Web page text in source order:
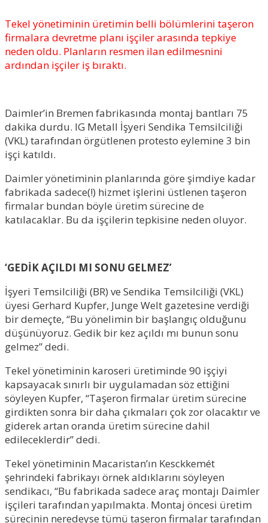
Tekel yönetiminin üretimin belli bölümlerini taşeron
firmalara devretme planı işçiler arasında tepkiye
neden oldu. Planların resmen ilan edilmesnini
ardından işçiler iş bıraktı.
Daimler’in Bremen fabrikasında montaj bantları 75
dakika durdu. IG Metall İşyeri Sendika Temsilciliği
(VKL) tarafından örgütlenen protesto eylemine 3 bin
işçi katıldı.
Daimler yönetiminin planlarında göre şimdiye kadar
fabrikada sadece(!) hizmet işlerini üstlenen taşeron
firmalar bundan böyle üretim sürecine de
katılacaklar. Bu da işçilerin tepkisine neden oluyor.
‘GEDİK AÇILDI MI SONU GELMEZ’
İşyeri Temsilciliği (BR) ve Sendika Temsilciliği (VKL)
üyesi Gerhard Kupfer, Junge Welt gazetesine verdiği
bir demeçte, “Bu yönelimin bir başlangıç olduğunu
düşünüyoruz. Gedik bir kez açıldı mı bunun sonu
gelmez” dedi.
Tekel yönetiminin karoseri üretiminde 90 işçiyi
kapsayacak sınırlı bir uygulamadan söz ettiğini
söyleyen Kupfer, “Taşeron firmalar üretim sürecine
girdikten sonra bir daha çıkmaları çok zor olacaktır ve
giderek artan oranda üretim sürecine dahil
edileceklerdir” dedi.
Tekel yönetiminin Macaristan’ın Kesckkemét
şehrindeki fabrikayı örnek aldıklarını söyleyen
sendikacı, “Bu fabrikada sadece araç montajı Daimler
işçileri tarafından yapılmakta. Montaj öncesi üretim
sürecinin neredeyse tümü taşeron firmalar tarafından